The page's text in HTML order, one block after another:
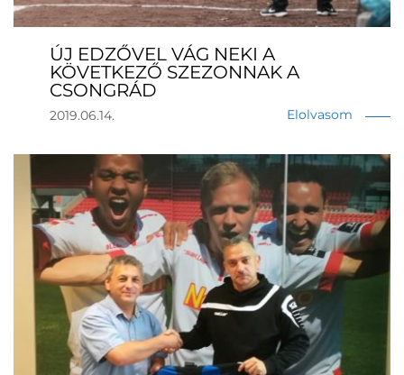
ÚJ EDZŐVEL VÁG NEKI A
KÖVETKEZŐ SZEZONNAK A
CSONGRÁD
2019.06.14. Elolvasom